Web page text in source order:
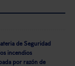
de Seguridad
incendios
por razón de